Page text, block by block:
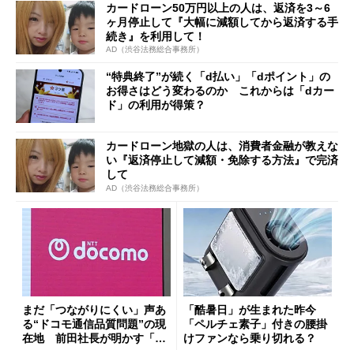
カードローン50万円以上の人は、返済を3～6
ヶ月停止して『大幅に減額してから返済する手
続き』を利用して！
AD（渋谷法務総合事務所）
“特典終了”が続く「d払い」「dポイント」の
お得さはどう変わるのか これからは「dカー
ド」の利用が得策？
カードローン地獄の人は、消費者金融が教えな
い『返済停止して減額・免除する方法』で完済
して
AD（渋谷法務総合事務所）
まだ「つながりにくい」声あ
る“ドコモ通信品質問題”の現
在地 前田社長が明かす「道
「酷暑日」が生まれた昨今
「ペルチェ素子」付きの腰掛
けファンなら乗り切れる？